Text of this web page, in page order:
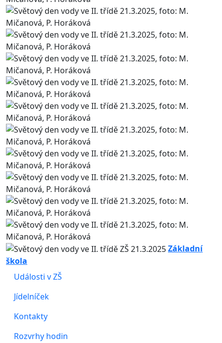
Základní
škola
Události v ZŠ
Jídelníček
Kontakty
Rozvrhy hodin